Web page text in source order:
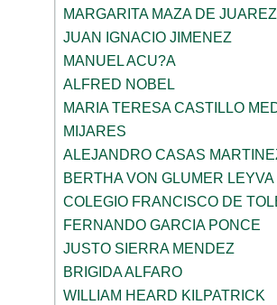
MARGARITA MAZA DE JUAREZ
JUAN IGNACIO JIMENEZ
MANUEL ACU?A
ALFRED NOBEL
MARIA TERESA CASTILLO
MIJARES
ALEJANDRO CASAS
BERTHA VON GLUMER LEYVA
COLEGIO FRANCISCO DE
FERNANDO GARCIA PONCE
JUSTO SIERRA MENDEZ
BRIGIDA ALFARO
WILLIAM HEARD KILPATRICK